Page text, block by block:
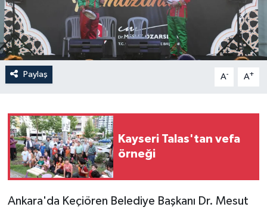
Paylaş A- A+
Kayseri Talas'tan vefa
örneği
Ankara'da Keçiören Belediye Başkanı Dr. Mesut